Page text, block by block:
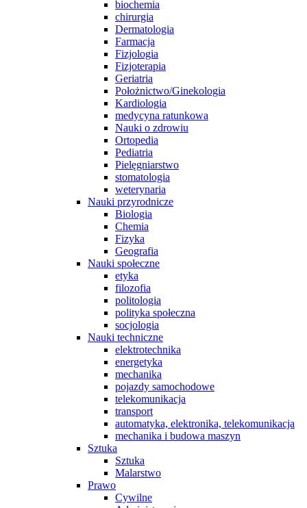
biochemia
chirurgia
Dermatologia
Farmacja
Fizjologia
Fizjoterapia
Geriatria
Położnictwo/Ginekologia
Kardiologia
medycyna ratunkowa
Nauki o zdrowiu
Ortopedia
Pediatria
Pielęgniarstwo
stomatologia
weterynaria
Nauki przyrodnicze
Biologia
Chemia
Fizyka
Geografia
Nauki społeczne
etyka
filozofia
politologia
polityka społeczna
socjologia
Nauki techniczne
elektrotechnika
energetyka
mechanika
pojazdy samochodowe
telekomunikacja
transport
automatyka, elektronika, telekomunikacja
mechanika i budowa maszyn
Sztuka
Sztuka
Malarstwo
Prawo
Cywilne